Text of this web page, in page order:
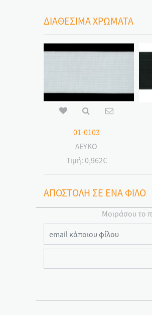
ΔΙΑΘΕΣΙΜΑ ΧΡΩΜΑΤΑ
01-0103
ΛΕΥΚΟ
Τιμή: 0,962€
ΑΠΟΣΤΟΛΗ ΣΕ ΕΝΑ ΦΙΛΟ
Μοιράσου το